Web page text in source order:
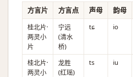
方言片 方言点 声母 韵母
桂北片·
两灵小
片
宁远
(清水
桥)
tɕ io
桂北片·
两灵小
龙胜
(红瑶)
ts iu